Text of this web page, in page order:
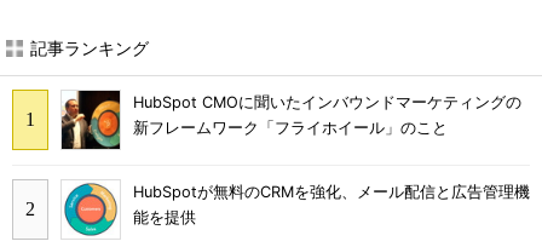
記事ランキング
HubSpot CMOに聞いたインバウンドマーケティングの
新フレームワーク「フライホイール」のこと
HubSpotが無料のCRMを強化、メール配信と広告管理機
能を提供